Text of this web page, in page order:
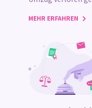
MEHR ERFAHREN